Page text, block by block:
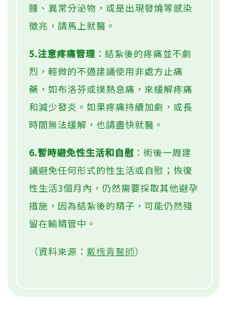
腫、異常分泌物，或是出現發燒等感染
徵兆，請馬上就醫。
5.注意疼痛管理 ：結紮後的疼痛並不劇
烈，輕微的不適建議使用非處方止痛
藥，如布洛芬或撲熱息痛，來緩解疼痛
和減少發炎。如果疼痛持續加劇，或長
時間無法緩解，也請盡快就醫。
6.暫時避免性生活和自慰 ：術後一周建
議避免任何形式的性生活或自慰；恢復
性生活3個月內，仍然需要採取其他避孕
措施，因為結紮後的精子，可能仍然殘
留在輸精管中。
（資料來源： 戴槐青醫師）